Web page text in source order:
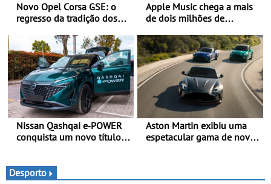
Novo Opel Corsa GSE: o
regresso da tradição dos
potente, rápido: 207 kW
(281 cv), 345 Nm, 0 aos
100 km/h em 5,5 segundos
Apple Music chega a mais
de dois milhões de
Nissan Qashqai e‑POWER
conquista um novo título
de 1.980 km sem parar
Aston Martin exibiu uma
espetacular gama de novos
Desporto